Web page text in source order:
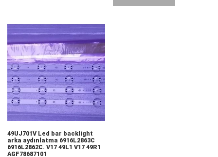
49UJ701V Led bar backlight
arka aydınlatma 6916L2863C
6916L2862C. V17 49L1 V17 49R1
AGF78687101